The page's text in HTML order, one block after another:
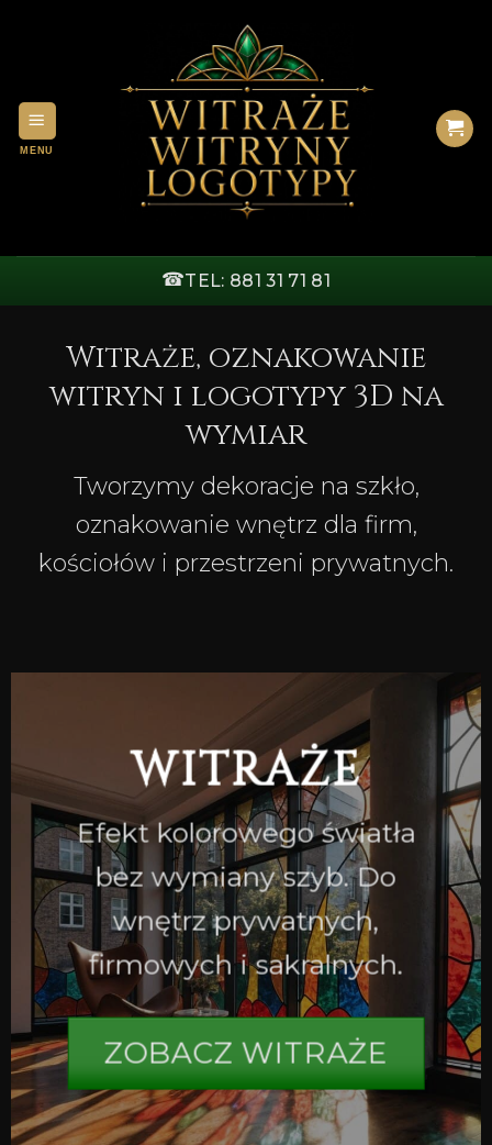
☎TEL: 881 31 71 81
Witraże, oznakowanie
witryn i logotypy 3D na
wymiar
Tworzymy dekoracje na szkło,
oznakowanie wnętrz dla firm,
kościołów i przestrzeni prywatnych.
WITRAŻE
Efekt kolorowego światła
bez wymiany szyb. Do
wnętrz prywatnych,
firmowych i sakralnych.
ZOBACZ WITRAŻE